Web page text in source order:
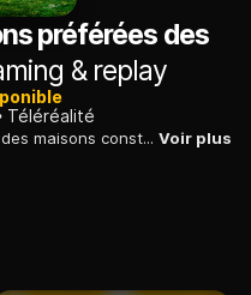
préférées des
& replay
Téléréalité
Dans cette première édition autour des maisons construites en famille, partez à la découverte de ces 3 couples de néo-entrepreneurs prêts à tout pour réaliser leur rêve. Cette semaine, Camille Cerf vous emmène à la rencontre de ces Français qui se lancent dans la construction de leur propre habitation. Ils sont attirés par de nouveaux concepts toujours plus écologiques et rapides à monter ou par le désir de créer un espace qui leur ressemble. Une aventure épique avec des pièges à éviter mais aussi de grands moments de joie. À Montpellier, Gaël et Madelonne, architectes, ont économisé pendant 10 ans pour s'offrir une superbe villa avec piscine. Ces professionnels ont conçu une maison hors norme avec une structure en containers. Leur habitation sera livrée en une nuit dans leur jardin. Voir plus